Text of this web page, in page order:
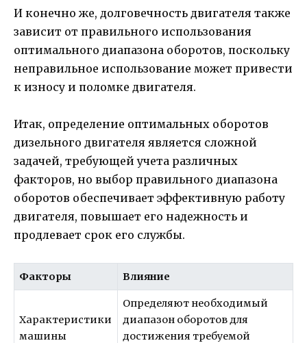
И конечно же, долговечность двигателя также
зависит от правильного использования
оптимального диапазона оборотов, поскольку
неправильное использование может привести
к износу и поломке двигателя.
Итак, определение оптимальных оборотов
дизельного двигателя является сложной
задачей, требующей учета различных
факторов, но выбор правильного диапазона
оборотов обеспечивает эффективную работу
двигателя, повышает его надежность и
продлевает срок его службы.
Факторы Влияние
Характеристики
машины
Определяют необходимый
диапазон оборотов для
достижения требуемой